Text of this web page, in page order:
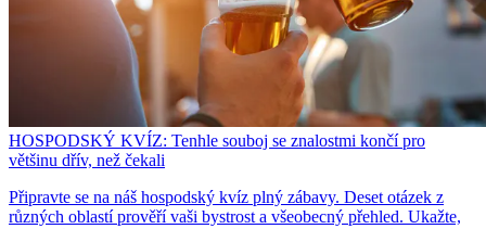
HOSPODSKÝ KVÍZ: Tenhle souboj se znalostmi končí pro
většinu dřív, než čekali
Připravte se na náš hospodský kvíz plný zábavy. Deset otázek z
různých oblastí prověří vaši bystrost a všeobecný přehled. Ukažte,